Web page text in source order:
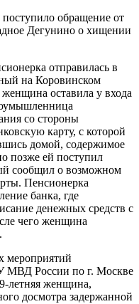
обращение от
Дегунино о хищении
отправилась в
на Коровинском
оставила у входа
со стороны
карту, с которой
домой, содержимое
позже ей поступил
сообщил о возможном
Пенсионерка
банка, где
денежных средств с
чего женщина
мероприятий
России по г. Москве
летняя женщина,
досмотра задержанной